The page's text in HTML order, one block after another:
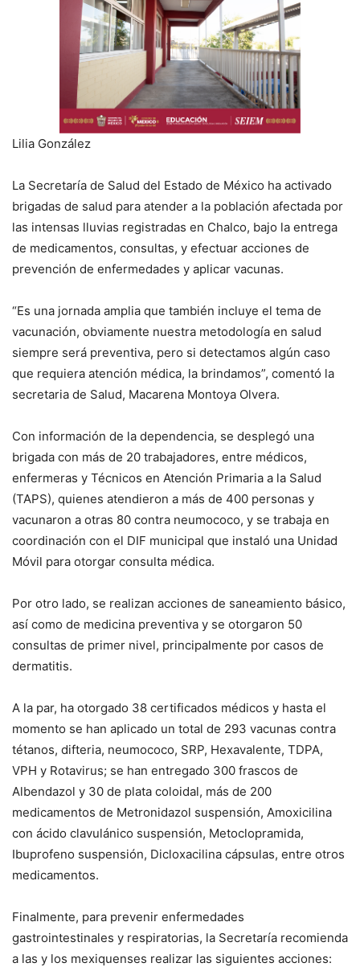
Lilia González
La Secretaría de Salud del Estado de México ha activado
brigadas de salud para atender a la población afectada por
las intensas lluvias registradas en Chalco, bajo la entrega
de medicamentos, consultas, y efectuar acciones de
prevención de enfermedades y aplicar vacunas.
“Es una jornada amplia que también incluye el tema de
vacunación, obviamente nuestra metodología en salud
siempre será preventiva, pero si detectamos algún caso
que requiera atención médica, la brindamos”, comentó la
secretaria de Salud, Macarena Montoya Olvera.
Con información de la dependencia, se desplegó una
brigada con más de 20 trabajadores, entre médicos,
enfermeras y Técnicos en Atención Primaria a la Salud
(TAPS), quienes atendieron a más de 400 personas y
vacunaron a otras 80 contra neumococo, y se trabaja en
coordinación con el DIF municipal que instaló una Unidad
Móvil para otorgar consulta médica.
Por otro lado, se realizan acciones de saneamiento básico,
así como de medicina preventiva y se otorgaron 50
consultas de primer nivel, principalmente por casos de
dermatitis.
A la par, ha otorgado 38 certificados médicos y hasta el
momento se han aplicado un total de 293 vacunas contra
tétanos, difteria, neumococo, SRP, Hexavalente, TDPA,
VPH y Rotavirus; se han entregado 300 frascos de
Albendazol y 30 de plata coloidal, más de 200
medicamentos de Metronidazol suspensión, Amoxicilina
con ácido clavulánico suspensión, Metoclopramida,
Ibuprofeno suspensión, Dicloxacilina cápsulas, entre otros
medicamentos.
Finalmente, para prevenir enfermedades
gastrointestinales y respiratorias, la Secretaría recomienda
a las y los mexiquenses realizar las siguientes acciones: